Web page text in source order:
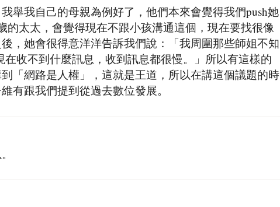
舉我自己的母親為例好了，他們本來會覺得我們push她
的太太，會覺得現在不跟小孩溝通這個，現在要找很像
，她會很得意洋洋告訴我們說：「我周圍那些師姐不知
收不到什麼訊息，收到訊息都很慢。」所以有這樣的
「網路是人權」，這就是王道，所以在講這個議題的時
有跟我們提到從過去數位發展。